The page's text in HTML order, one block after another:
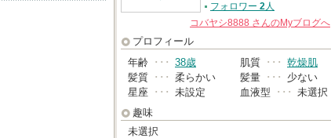
フォロワー 2人
コバヤシ8888 さんのMyブログへ
プロフィール
年齢 ･･･ 38歳 肌質 ･･･ 乾燥肌
髪質 ･･･ 柔らかい 髪量 ･･･
少ない
星座 ･･･ 未設定 血液型 ･･･ 未選択
趣味
未選択